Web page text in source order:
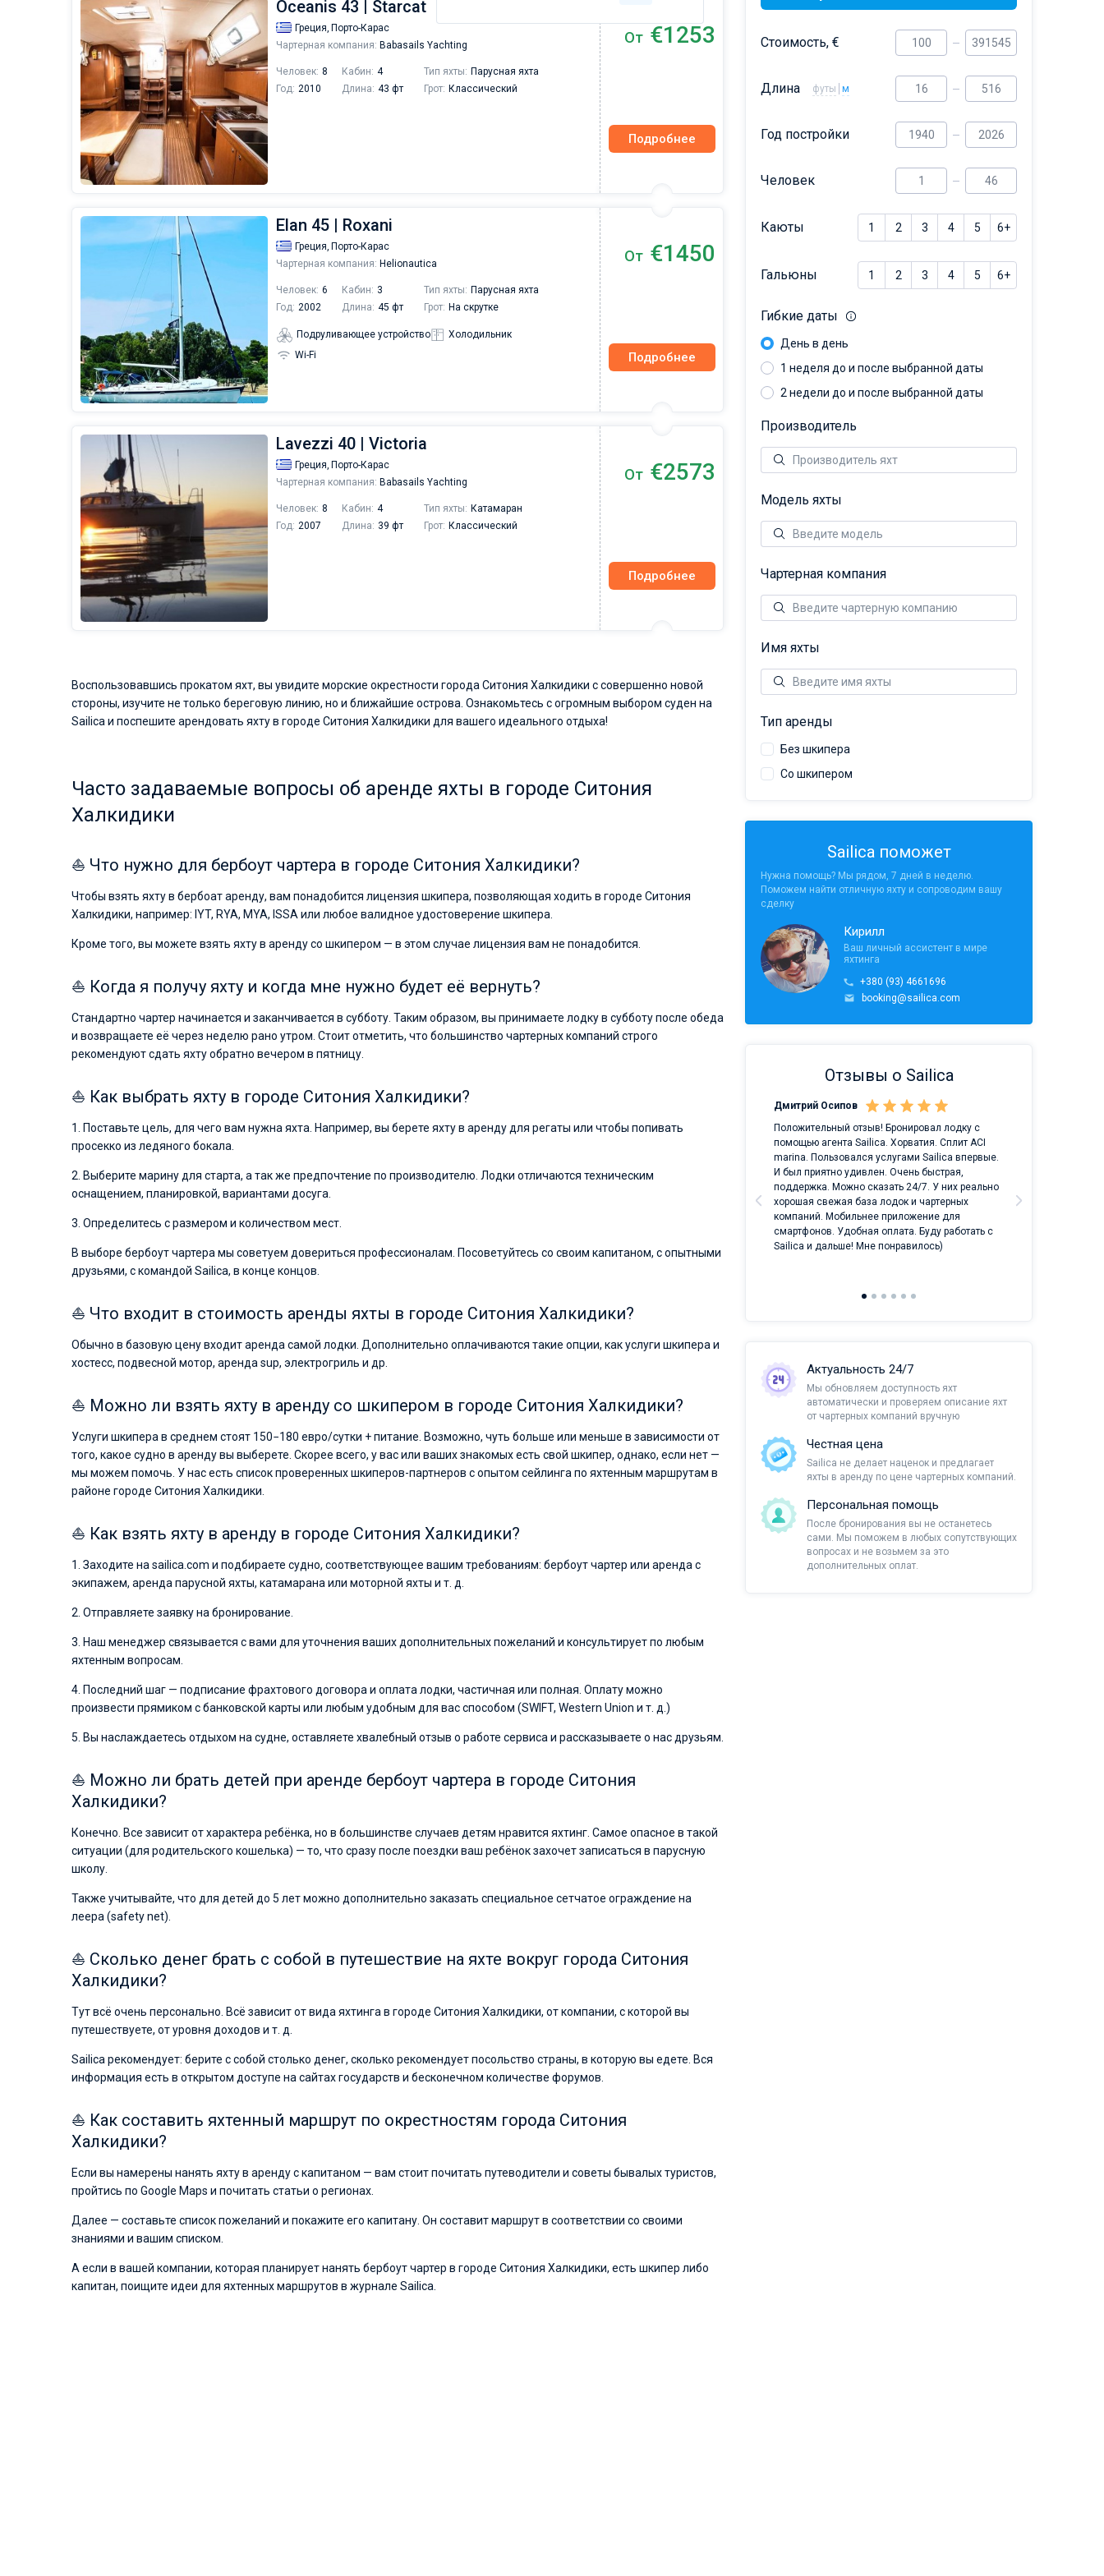
Dufour 46 GL
Oceanis 43 | Starcat
Греция, Порто-Карас
Чартерная компания: Babasails Yachting
Человек: 8 Кабин: 4 Тип яхты: Парусная яхта
Год: 2010 Длина: 43 фт Грот: Классический
От €1253
Подробнее
Elan 45 | Roxani
Греция, Порто-Карас
Чартерная компания: Helionautica
Человек: 6 Кабин: 3 Тип яхты: Парусная яхта
Год: 2002 Длина: 45 фт Грот: На скрутке
Подруливающее устройство
Холодильник
Wi-Fi
От €1450
Подробнее
Lavezzi 40 | Victoria
Греция, Порто-Карас
Чартерная компания: Babasails Yachting
Человек: 8 Кабин: 4 Тип яхты: Катамаран
Год: 2007 Длина: 39 фт Грот: Классический
От €2573
Подробнее
Воспользовавшись прокатом яхт, вы увидите морские окрестности города Ситония Халкидики с совершенно новой
стороны, изучите не только береговую линию, но и ближайшие острова. Ознакомьтесь с огромным выбором суден на
Sailica и поспешите арендовать яхту в городе Ситония Халкидики для вашего идеального отдыха!
Часто задаваемые вопросы об аренде яхты в городе Ситония
Халкидики
⛵ Что нужно для бербоут чартера в городе Ситония Халкидики?
Чтобы взять яхту в бербоат аренду, вам понадобится лицензия шкипера, позволяющая ходить в городе Ситония
Халкидики, например: IYT, RYA, MYA, ISSA или любое валидное удостоверение шкипера.
Кроме того, вы можете взять яхту в аренду со шкипером — в этом случае лицензия вам не понадобится.
⛵ Когда я получу яхту и когда мне нужно будет её вернуть?
Стандартно чартер начинается и заканчивается в субботу. Таким образом, вы принимаете лодку в субботу после обеда
и возвращаете её через неделю рано утром. Стоит отметить, что большинство чартерных компаний строго
рекомендуют сдать яхту обратно вечером в пятницу.
⛵ Как выбрать яхту в городе Ситония Халкидики?
1. Поставьте цель, для чего вам нужна яхта. Например, вы берете яхту в аренду для регаты или чтобы попивать
просекко из ледяного бокала.
2. Выберите марину для старта, а так же предпочтение по производителю. Лодки отличаются техническим
оснащением, планировкой, вариантами досуга.
3. Определитесь с размером и количеством мест.
В выборе бербоут чартера мы советуем довериться профессионалам. Посоветуйтесь со своим капитаном, с опытными
друзьями, с командой Sailica, в конце концов.
⛵ Что входит в стоимость аренды яхты в городе Ситония Халкидики?
Обычно в базовую цену входит аренда самой лодки. Дополнительно оплачиваются такие опции, как услуги шкипера и
хостесс, подвесной мотор, аренда sup, электрогриль и др.
⛵ Можно ли взять яхту в аренду со шкипером в городе Ситония Халкидики?
Услуги шкипера в среднем стоят 150−180 евро/сутки + питание. Возможно, чуть больше или меньше в зависимости от
того, какое судно в аренду вы выберете. Скорее всего, у вас или ваших знакомых есть свой шкипер, однако, если нет —
мы можем помочь. У нас есть список проверенных шкиперов-партнеров с опытом сейлинга по яхтенным маршрутам в
районе городе Ситония Халкидики.
⛵ Как взять яхту в аренду в городе Ситония Халкидики?
1. Заходите на sailica.com и подбираете судно, соответствующее вашим требованиям: бербоут чартер или аренда с
экипажем, аренда парусной яхты, катамарана или моторной яхты и т. д.
2. Отправляете заявку на бронирование.
3. Наш менеджер связывается с вами для уточнения ваших дополнительных пожеланий и консультирует по любым
яхтенным вопросам.
4. Последний шаг — подписание фрахтового договора и оплата лодки, частичная или полная. Оплату можно
произвести прямиком с банковской карты или любым удобным для вас способом (SWIFT, Western Union и т. д.)
5. Вы наслаждаетесь отдыхом на судне, оставляете хвалебный отзыв о работе сервиса и рассказываете о нас друзьям.
⛵ Можно ли брать детей при аренде бербоут чартера в городе Ситония
Халкидики?
Конечно. Все зависит от характера ребёнка, но в большинстве случаев детям нравится яхтинг. Самое опасное в такой
ситуации (для родительского кошелька) — то, что сразу после поездки ваш ребёнок захочет записаться в парусную
школу.
Также учитывайте, что для детей до 5 лет можно дополнительно заказать специальное сетчатое ограждение на
леера (safety net).
⛵ Сколько денег брать с собой в путешествие на яхте вокруг города Ситония
Халкидики?
Тут всё очень персонально. Всё зависит от вида яхтинга в городе Ситония Халкидики, от компании, с которой вы
путешествуете, от уровня доходов и т. д.
Sailica рекомендует: берите с собой столько денег, сколько рекомендует посольство страны, в которую вы едете. Вся
информация есть в открытом доступе на сайтах государств и бесконечном количестве форумов.
⛵ Как составить яхтенный маршрут по окрестностям города Ситония
Халкидики?
Если вы намерены нанять яхту в аренду с капитаном — вам стоит почитать путеводители и советы бывалых туристов,
пройтись по Google Maps и почитать статьи о регионах.
Далее — составьте список пожеланий и покажите его капитану. Он составит маршрут в соответствии со своими
знаниями и вашим списком.
А если в вашей компании, которая планирует нанять бербоут чартер в городе Ситония Халкидики, есть шкипер либо
капитан, поищите идеи для яхтенных маршрутов в журнале Sailica.
Стоимость, €
Длина футы м
Год постройки
Человек
Каюты 1 2 3 4 5 6+
Гальюны 1 2 3 4 5 6+
Гибкие даты
День в день
1 неделя до и после выбранной даты
2 недели до и после выбранной даты
Производитель
Модель яхты
Чартерная компания
Имя яхты
Тип аренды
Без шкипера
Со шкипером
Sailica поможет
Нужна помощь? Мы рядом, 7 дней в неделю.
Поможем найти отличную яхту и сопроводим вашу
сделку
Кирилл
Ваш личный ассистент в мире
яхтинга
+380 (93) 4661696
booking@sailica.com
Отзывы о Sailica
Друзья, хотелось бы сказать несколько добрых
отметить отличную работу сотрудников
организационными вопросами.
Дмитрий Осипов
Положительный отзыв! Бронировал лодку с
помощью агента Sailica. Хорватия. Сплит ACI
marina. Пользовался услугами Sailica впервые.
И был приятно удивлен. Очень быстрая,
поддержка. Можно сказать 24/7. У них реально
хорошая свежая база лодок и чартерных
компаний. Мобильнее приложение для
смартфонов. Удобная оплата. Буду работать с
Sailica и дальше! Мне понравилось)
Актуальность 24/7
Мы обновляем доступность яхт
автоматически и проверяем описание яхт
от чартерных компаний вручную
Честная цена
Sailica не делает наценок и предлагает
яхты в аренду по цене чартерных компаний.
Персональная помощь
После бронирования вы не останетесь
сами. Мы поможем в любых сопутствующих
вопросах и не возьмем за это
дополнительных оплат.